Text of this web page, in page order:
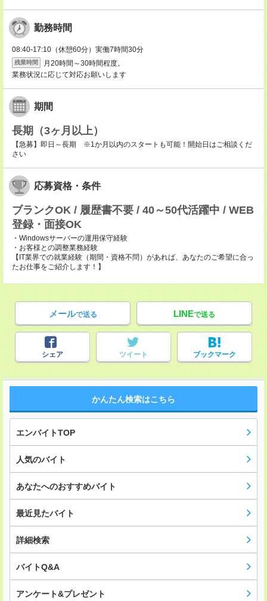
勤務時間
08:40-17:10（休憩60分）実働7時間30分
残業時間
月20時間～30時間程度。
業務状況に応じて対応お願いします
期間
長期（3ヶ月以上）
【急募】即日～長期 ※1か月以内のスタートも可能！開始日はご相談くだ
さい
応募資格・条件
ブランクOK / 履歴書不要 / 40～50代活躍中 / WEB
登録・面接OK
・Windowsサーバーの運用保守経験
・お客様との調整業務経験
【IT業界での就業経験（期間・資格不問）があれば、あなたのご希望に合っ
たお仕事をご紹介します！】
メールで送る LINEで送る
シェア ツイート ブックマーク
かんたん検索はこちら
エンバイトTOP
人気のバイト
あなたへのおすすめバイト
最近見たバイト
詳細検索
バイトQ&A
アンケート&プレゼント